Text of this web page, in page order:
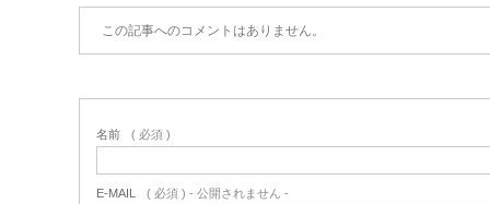
この記事へのコメントはありません。
名前 ( 必須 )
E-MAIL ( 必須 ) - 公開されません -